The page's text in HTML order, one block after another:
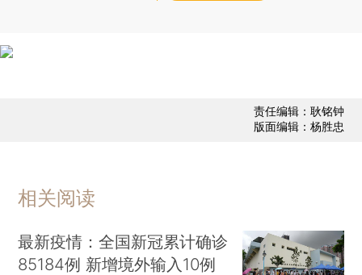
责任编辑：耿铭钟
版面编辑：杨胜忠
相关阅读
最新疫情：全国新冠累计确诊
85184例 新增境外输入10例